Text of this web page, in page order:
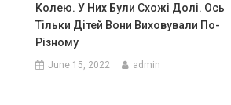
Колею. У Них Були Схожі Долі. Ось
Тільки Дітей Вони Виховували По-
Різному
June 15, 2022 admin